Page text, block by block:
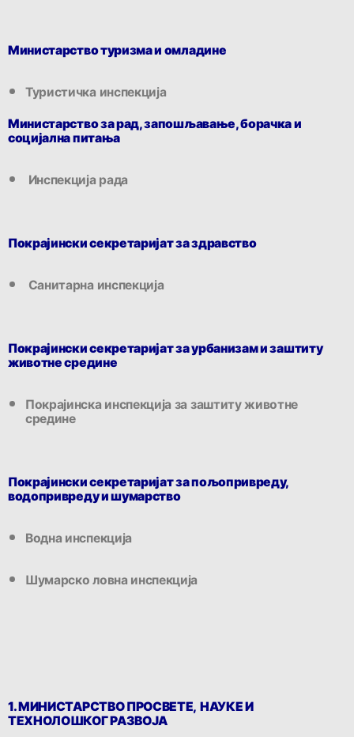
Министарство туризма и омладине
Туристичка инспекција
Министарство за рад, запошљавање, борачка и
социјална питања
Инспекција рада
Покрајински секретаријат за здравство
Санитарна инспекција
Покрајински секретаријат за урбанизам и заштиту
животне средине
Покрајинска инспекција за заштиту животне
средине
Покрајински секретаријат за пољопривреду,
водопривреду и шумарство
Водна инспекција
Шумарско ловна инспекција
1. МИНИСТАРСТВО ПРОСВЕТЕ, НАУКЕ И
ТЕХНОЛОШКОГ РАЗВОЈА